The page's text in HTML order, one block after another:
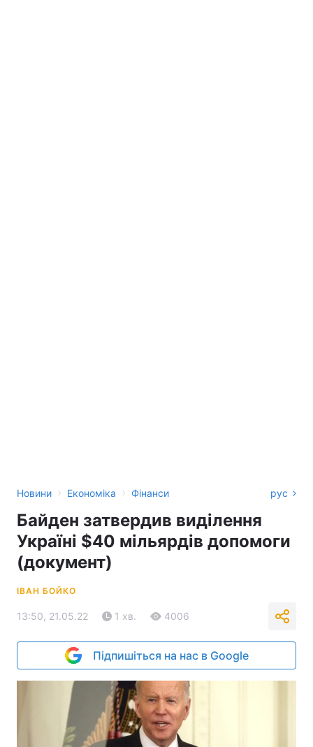
Новини › Економіка › Фінанси рус
Байден затвердив виділення
Україні $40 мільярдів допомоги
(документ)
ІВАН БОЙКО
13:50, 21.05.22 1 хв. 4006
Підпишіться на нас в Google